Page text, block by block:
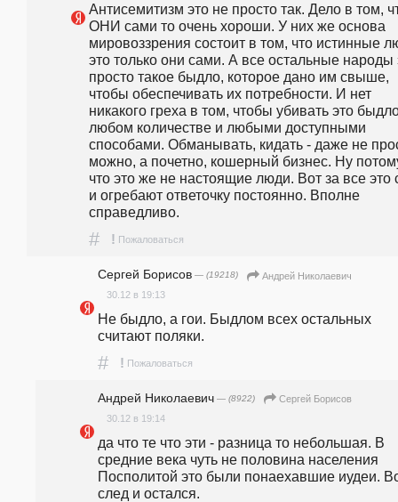
Антисемитизм это не просто так. Дело в том,
ОНИ сами то очень хороши. У них же основа
мировоззрения состоит в том, что истинные
это только они сами. А все остальные народы
просто такое быдло, которое дано им свыше,
чтобы обеспечивать их потребности. И нет
никакого греха в том, чтобы убивать это
любом количестве и любыми доступными
способами. Обманывать, кидать - даже не
можно, а почетно, кошерный бизнес. Ну
что это же не настоящие люди. Вот за все это
и огребают ответочку постоянно. Вполне
справедливо.
# ! Пожаловаться
Сергей Борисов — (19218)
Андрей Николаевич
30.12 в 19:13
Не быдло, а гои. Быдлом всех остальных
считают поляки.
# ! Пожаловаться
Андрей Николаевич — (8922)
Сергей Борисов
30.12 в 19:14
да что те что эти - разница то небольшая. В
средние века чуть не половина населения
Посполитой это были понаехавшие иудеи.
след и остался.